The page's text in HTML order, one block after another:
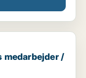
/ landbrug
medarbejder /